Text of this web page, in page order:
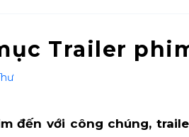
Trailer
đến với công chúng,